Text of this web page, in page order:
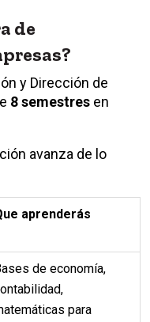
de
y Dirección de
8 semestres en
avanza de lo
aprenderás
de economía,
para